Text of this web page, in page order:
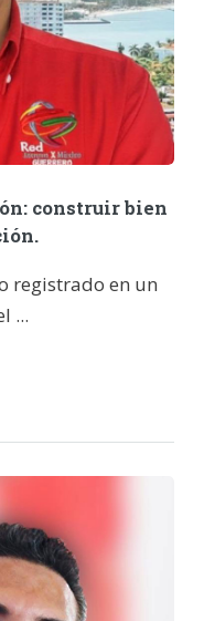
construir bien
registrado en un
...